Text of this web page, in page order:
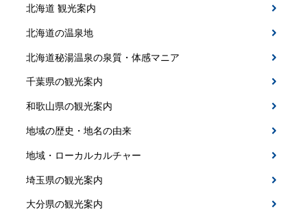
北海道 観光案内
北海道の温泉地
北海道秘湯温泉の泉質・体感マニア
千葉県の観光案内
和歌山県の観光案内
地域の歴史・地名の由来
地域・ローカルカルチャー
埼玉県の観光案内
大分県の観光案内